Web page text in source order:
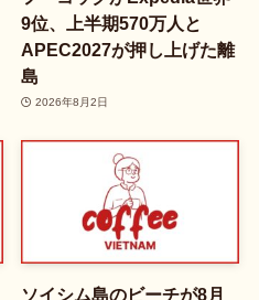
9位、上半期570万人と
APEC2027が押し上げた離
島
2026年8月2日
ソイシム島のビーチが8月